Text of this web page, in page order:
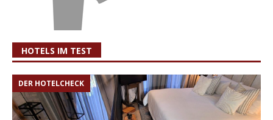
HOTELS IM TEST
DER HOTELCHECK